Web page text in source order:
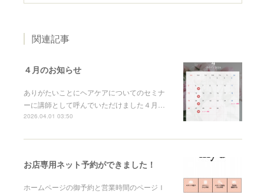
関連記事
４月のお知らせ
ありがたいことにヘアケアについてのセミナ
ーに講師として呼んでいただけました４月…
2026.04.01 03:50
お店専用ネット予約ができました！
ホームページの御予約と営業時間のページＩ